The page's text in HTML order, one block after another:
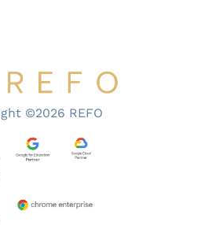
©2026 REFO